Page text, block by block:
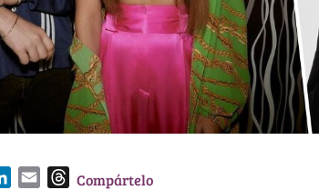
TCompártelo